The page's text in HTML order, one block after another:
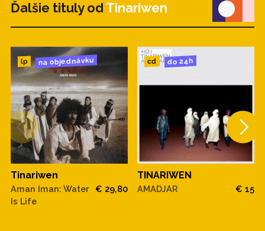
Ďalšie tituly od Tinariwen
lp na objednávku
Tinariwen
Aman Iman: Water
Is Life
€ 29,80
cd do 24h
TINARIWEN
AMADJAR € 15